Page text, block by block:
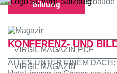
bildung
KONFERENZ- UND
ALLES UNTER EINEM
VIRGIL MAGAZIN PDF
VIRGIL MAGAZIN